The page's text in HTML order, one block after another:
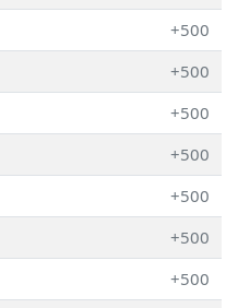
+500
+500
+500
+500
+500
+500
+500